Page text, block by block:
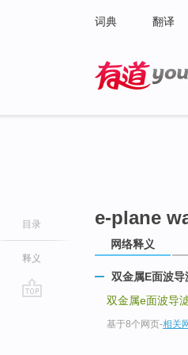
词典 翻译
目录
释义
e-plane
网络释义
双金属E面波导
双金属e面波导
基于8个网页-相关